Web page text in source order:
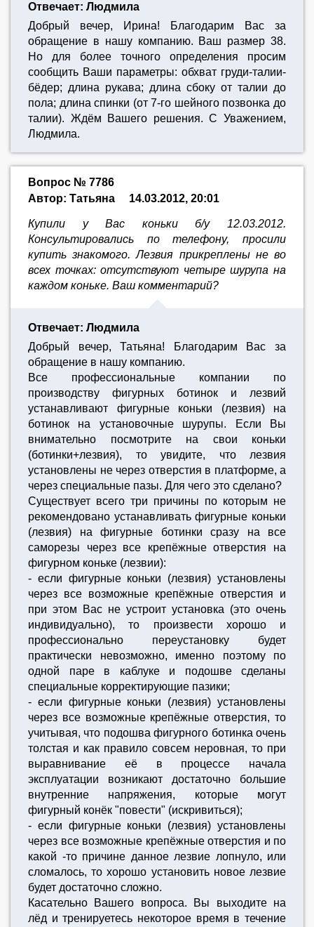
Отвечает: Людмила
Добрый вечер, Ирина! Благодарим Вас за
обращение в нашу компанию. Ваш размер 38.
Но для более точного определения просим
сообщить Ваши параметры: обхват груди-талии-
бёдер; длина рукава; длина сбоку от талии до
пола; длина спинки (от 7-го шейного позвонка до
талии). Ждём Вашего решения. С Уважением,
Людмила.
Вопрос № 7786
Автор: Татьяна
14.03.2012, 20:01
Купили у Вас коньки б/у 12.03.2012.
Консультировались по телефону, просили
купить знакомого. Лезвия прикреплены не во
всех точках: отсутствуют четыре шурупа на
каждом коньке. Ваш комментарий?
Отвечает: Людмила
Добрый вечер, Татьяна! Благодарим Вас за
обращение в нашу компанию.
Все профессиональные компании по
производству фигурных ботинок и лезвий
устанавливают фигурные коньки (лезвия) на
ботинок на установочные шурупы. Если Вы
внимательно посмотрите на свои коньки
(ботинки+лезвия), то увидите, что лезвия
установлены не через отверстия в платформе, а
через специальные пазы. Для чего это сделано?
Существует всего три причины по которым не
рекомендовано устанавливать фигурные коньки
(лезвия) на фигурные ботинки сразу на все
саморезы через все крепёжные отверстия на
фигурном коньке (лезвии):
- если фигурные коньки (лезвия) установлены
через все возможные крепёжные отверстия и
при этом Вас не устроит установка (это очень
индивидуально), то произвести хорошо и
профессионально переустановку будет
практически невозможно, именно поэтому по
одной паре в каблуке и подошве сделаны
специальные корректирующие пазики;
- если фигурные коньки (лезвия) установлены
через все возможные крепёжные отверстия, то
учитывая, что подошва фигурного ботинка очень
толстая и как правило совсем неровная, то при
выравнивание её в процессе начала
эксплуатации возникают достаточно большие
внутренние напряжения, которые могут
фигурный конёк "повести" (искривиться);
- если фигурные коньки (лезвия) установлены
через все возможные крепёжные отверстия и по
какой -то причине данное лезвие лопнуло, или
сломалось, то хорошо установить новое лезвие
будет достаточно сложно.
Касательно Вашего вопроса. Вы выходите на
лёд и тренируетесь некоторое время в течение